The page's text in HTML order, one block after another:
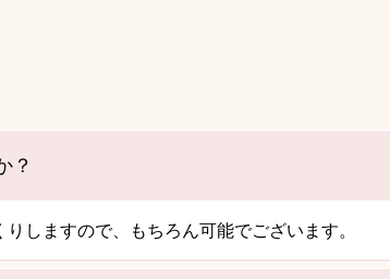
？
しますので、もちろん可能でございます。